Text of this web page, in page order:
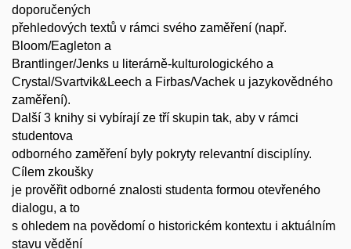
doporučených
přehledových textů v rámci svého zaměření (např.
Bloom/Eagleton a
Brantlinger/Jenks u literárně-kulturologického a
Crystal/Svartvik&Leech a Firbas/Vachek u jazykovědného
zaměření).
Další 3 knihy si vybírají ze tří skupin tak, aby v rámci
studentova
odborného zaměření byly pokryty relevantní disciplíny.
Cílem zkoušky
je prověřit odborné znalosti studenta formou otevřeného
dialogu, a to
s ohledem na povědomí o historickém kontextu i aktuálním
stavu vědění